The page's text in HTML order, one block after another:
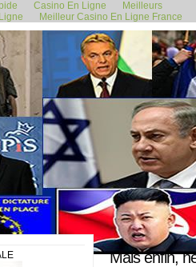
Casino En Ligne
Meilleurs
Meilleur Casino En Ligne France
24 septembre 2024
Mais enfin,